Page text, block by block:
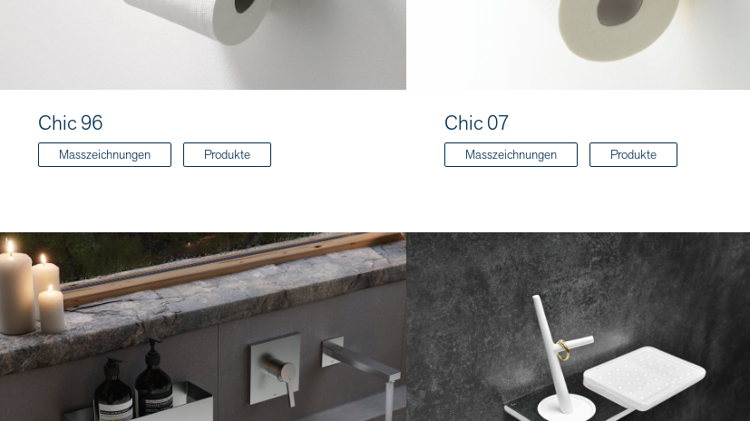
Chic 96
Masszeichnungen Produkte
Chic 07
Masszeichnungen Produkte